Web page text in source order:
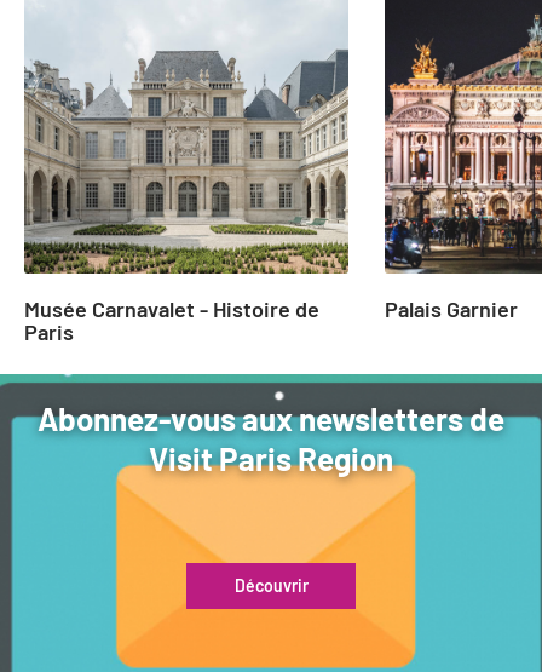
2
of
25
Musée Carnavalet - Histoire de
Paris
Palais Garnier
Abonnez-vous aux newsletters de
Visit Paris Region
Découvrir